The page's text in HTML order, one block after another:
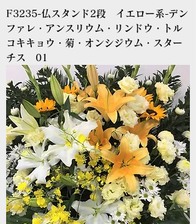
F3235-仏スタンド2段 イエロー系-デン
ファレ・アンスリウム・リンドウ・トル
コキキョウ・菊・オンシジウム・スター
チス 01